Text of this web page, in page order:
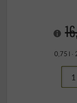
0,75 l ·